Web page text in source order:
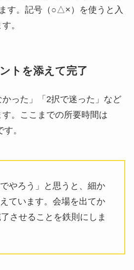
す。記号（○△×）を使うと入
。
トを添えて完了
かった」「2択で迷った」など
。ここまでの所要時間は
。
やろう」と思うと、細か
ています。会場を出てか
させることを鉄則にしま